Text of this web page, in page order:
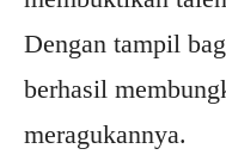
Dengan tampil
berhasil
meragukannya.